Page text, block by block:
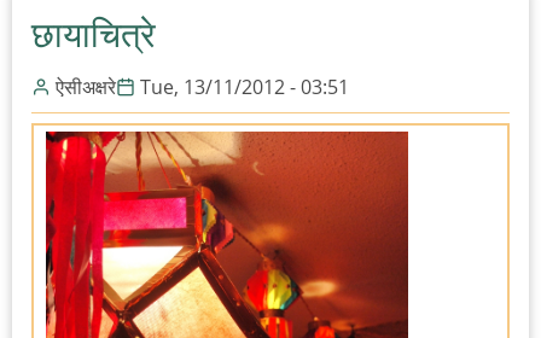
फरफटवत
पुढे
नेणार!
छायाचित्रे
ऐसीअक्षरे Tue, 13/11/2012 - 03:51